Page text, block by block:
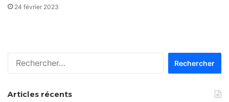
24 février 2023
Articles récents